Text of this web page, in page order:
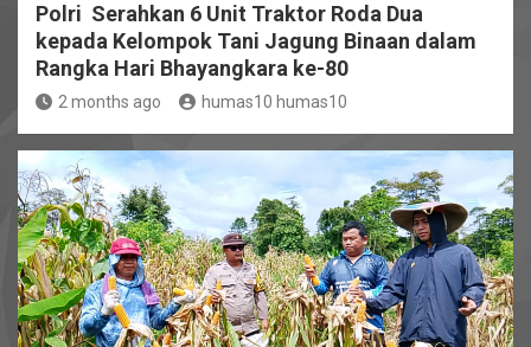
Polri Serahkan 6 Unit Traktor Roda Dua
kepada Kelompok Tani Jagung Binaan dalam
Rangka Hari Bhayangkara ke-80
2 months ago humas10 humas10